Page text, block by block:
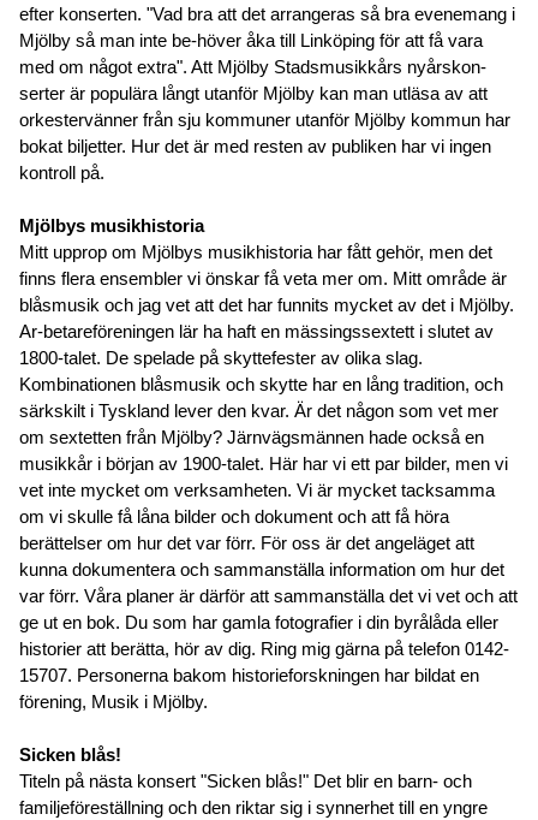
efter konserten. "Vad bra att det arrangeras så bra evenemang i
Mjölby så man inte be-höver åka till Linköping för att få vara
med om något extra". Att Mjölby Stadsmusikkårs nyårskon-
serter är populära långt utanför Mjölby kan man utläsa av att
orkestervänner från sju kommuner utanför Mjölby kommun har
bokat biljetter. Hur det är med resten av publiken har vi ingen
kontroll på.
Mjölbys musikhistoria
Mitt upprop om Mjölbys musikhistoria har fått gehör, men det
finns flera ensembler vi önskar få veta mer om. Mitt område är
blåsmusik och jag vet att det har funnits mycket av det i Mjölby.
Ar-betareföreningen lär ha haft en mässingssextett i slutet av
1800-talet. De spelade på skyttefester av olika slag.
Kombinationen blåsmusik och skytte har en lång tradition, och
särkskilt i Tyskland lever den kvar. Är det någon som vet mer
om sextetten från Mjölby? Järnvägsmännen hade också en
musikkår i början av 1900-talet. Här har vi ett par bilder, men vi
vet inte mycket om verksamheten. Vi är mycket tacksamma
om vi skulle få låna bilder och dokument och att få höra
berättelser om hur det var förr. För oss är det angeläget att
kunna dokumentera och sammanställa information om hur det
var förr. Våra planer är därför att sammanställa det vi vet och att
ge ut en bok. Du som har gamla fotografier i din byrålåda eller
historier att berätta, hör av dig. Ring mig gärna på telefon 0142-
15707. Personerna bakom historieforskningen har bildat en
förening, Musik i Mjölby.
Sicken blås!
Titeln på nästa konsert "Sicken blås!" Det blir en barn- och
familjeföreställning och den riktar sig i synnerhet till en yngre